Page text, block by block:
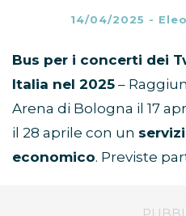
14/04/2025 -
Bus per i concerti dei
Italia nel 2025 –
Arena di Bologna il 17
il 28 aprile con un
economico. Previste